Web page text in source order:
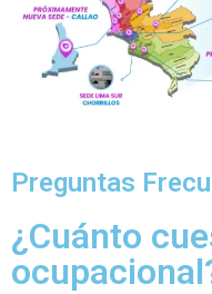
Preguntas
¿Cuánto